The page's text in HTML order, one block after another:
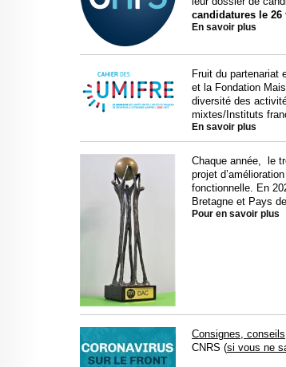
candidatures le 26
En savoir plus
Fruit du partenariat
et la Fondation
diversité des
mixtes/Instituts
En savoir plus
Chaque année, le
projet
fonctionnelle. En
Bretagne et Pays
Pour en savoir plus
Consignes, conseils
CNRS (si vous ne